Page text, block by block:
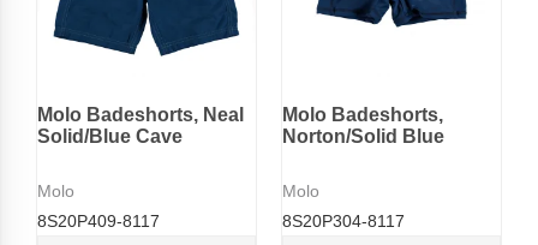
Molo Badeshorts, Neal
Solid/Blue Cave
Molo
8S20P409-8117
Molo Badeshorts,
Norton/Solid Blue
Molo
8S20P304-8117